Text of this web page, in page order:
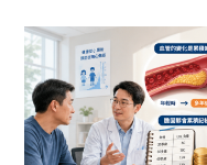
我思故我在
聯絡我
主婦碎碎念